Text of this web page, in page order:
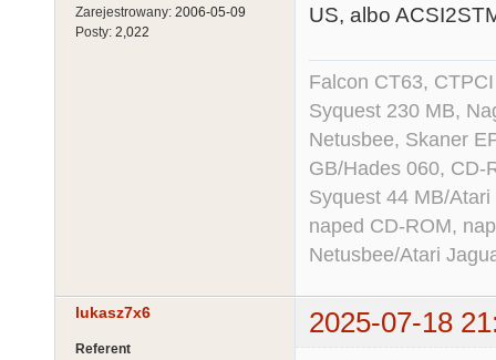
Zarejestrowany: 2006-05-09
Posty: 2,022
US, albo
Falcon CT63,
Syquest 230 MB,
Netusbee, Skaner
GB/Hades 060, CD-
Syquest 44 MB/
naped CD-ROM,
Netusbee/Atari
lukasz7x6 2025-07-18
Referent